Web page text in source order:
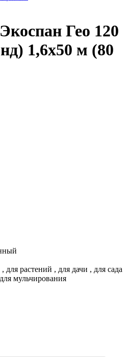
Гео 120
1,6х50 м (80
, для растений , для дачи , для сада
для мульчирования